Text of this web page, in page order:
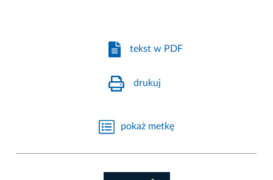
tekst w PDF
drukuj
pokaż metkę